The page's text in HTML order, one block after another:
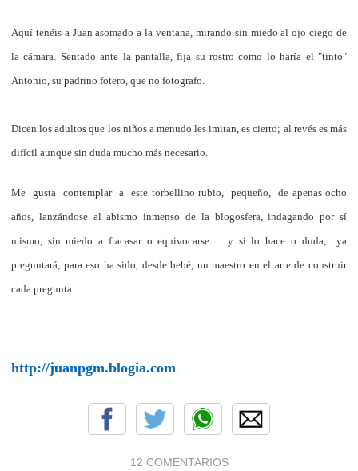
Aquí tenéis a Juan asomado a la ventana, mirando sin miedo al ojo ciego de
la cámara. Sentado ante la pantalla, fija su rostro como lo haría el "tinto"
Antonio, su padrino fotero, que no fotografo.
Dicen los adultos que los niños a menudo les imitan, es cierto; al revés es más
difícil aunque sin duda mucho más necesario.
Me gusta contemplar a este torbellino rubio, pequeño, de apenas ocho
años, lanzándose al abismo inmenso de la blogosfera , indagando por sí
mismo, sin miedo a fracasar o equivocarse... y si lo hace o duda, ya
preguntará, para eso ha sido, desde bebé, un maestro en el arte de construir
cada pregunta.
http://juanpgm.blogia.com
12 COMENTARIOS